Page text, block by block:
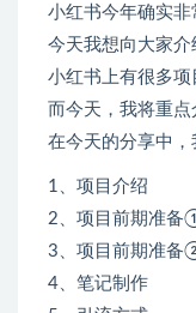
小红书今年确实非
今天我想向大家介
小红书上有很多项
而今天，我将重
在今天的分享中，
1、项目介绍
2、项目前期准备
3、项目前期准备
4、笔记制作